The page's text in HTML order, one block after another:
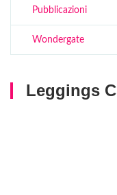
Pubblicazioni
Wondergate
Leggings